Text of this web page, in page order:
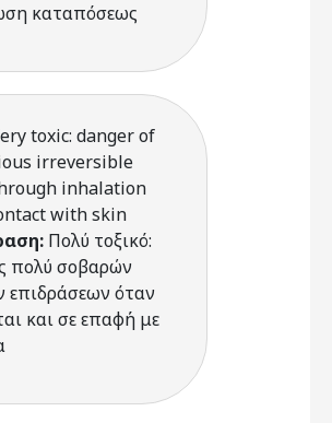
καταπόσεως
toxic: danger of
irreversible
inhalation
with skin
Πολύ τοξικό:
πολύ σοβαρών
επιδράσεων όταν
και σε επαφή με